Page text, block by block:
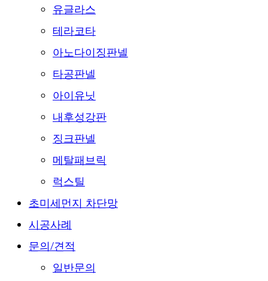
유글라스
테라코타
아노다이징판넬
타공판넬
아이유닛
내후성강판
징크판넬
메탈패브릭
럭스틸
초미세먼지 차단망
시공사례
문의/견적
일반문의